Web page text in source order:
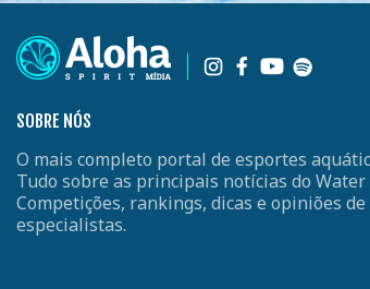
SOBRE NÓS
O mais completo portal de esportes
Tudo sobre as principais notícias do Water
Competições, rankings, dicas e opiniões de
especialistas.